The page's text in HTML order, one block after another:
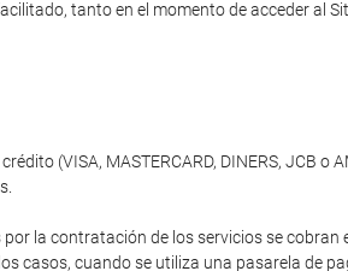
tanto en el momento de acceder al
(VISA, MASTERCARD, DINERS, JCB
la contratación de los servicios se cobran
casos, cuando se utiliza una pasarela de